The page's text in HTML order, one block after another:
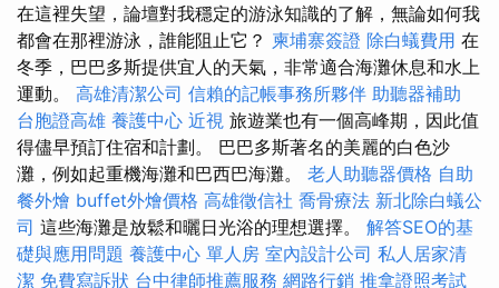
在這裡失望，論壇對我穩定的游泳知識的了解，無論如何我
都會在那裡游泳，誰能阻止它？ 柬埔寨簽證 除白蟻費用 在
冬季，巴巴多斯提供宜人的天氣，非常適合海灘休息和水上
運動。 高雄清潔公司 信賴的記帳事務所夥伴 助聽器補助
台胞證高雄 養護中心 近視 旅遊業也有一個高峰期，因此值
得儘早預訂住宿和計劃。 巴巴多斯著名的美麗的白色沙
灘，例如起重機海灘和巴西巴海灘。 老人助聽器價格 自助
餐外燴 buffet外燴價格 高雄徵信社 喬骨療法 新北除白蟻公
司 這些海灘是放鬆和曬日光浴的理想選擇。 解答SEO的基
礎與應用問題 養護中心 單人房 室內設計公司 私人居家清
潔 免費寫訴狀 台中律師推薦服務 網路行銷 推拿證照考試